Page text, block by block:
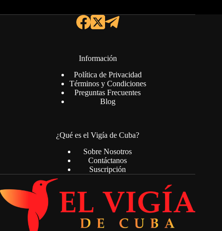
Información
Política de Privacidad
Términos y Condiciones
Preguntas Frecuentes
Blog
¿Qué es el Vigía de Cuba?
Sobre Nosotros
Contáctanos
Suscripción